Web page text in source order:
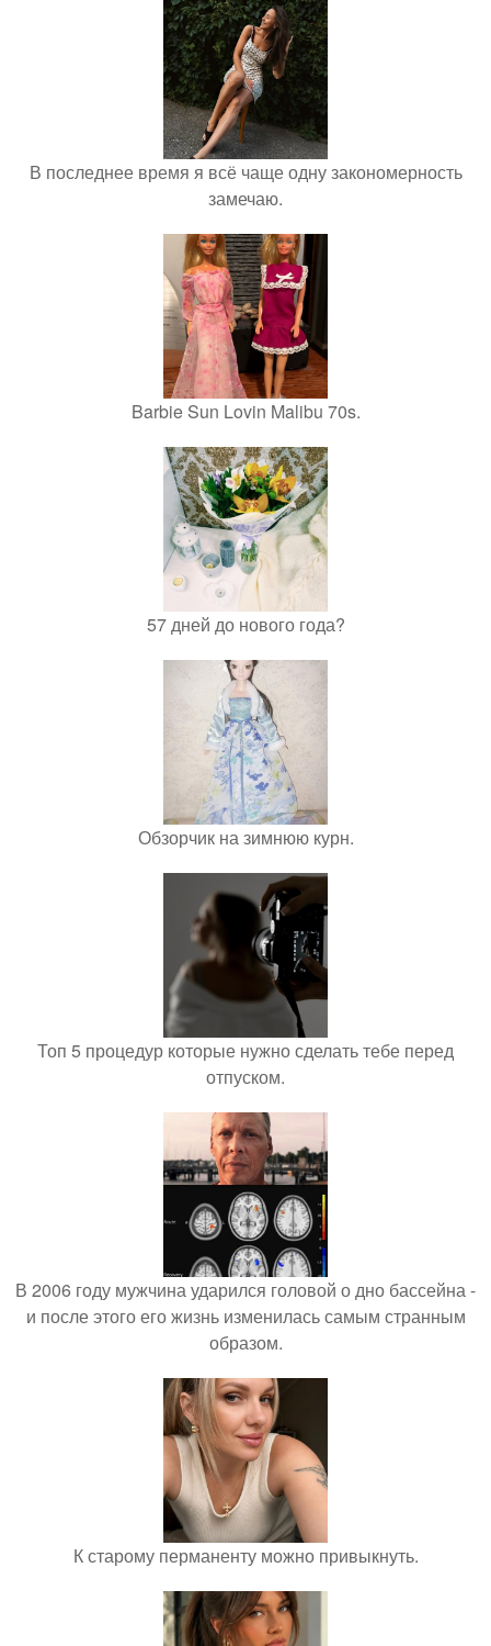
В последнее время я всё чаще одну закономерность
замечаю.
Barbie Sun Lovin Malibu 70s.
57 дней до нового года?
Обзорчик на зимнюю курн.
Топ 5 процедур которые нужно сделать тебе перед
отпуском.
В 2006 году мужчина ударился головой о дно бассейна -
и после этого его жизнь изменилась самым странным
образом.
К старому перманенту можно привыкнуть.